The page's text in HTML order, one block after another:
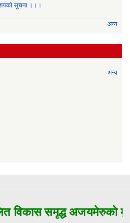
सूचना ।।।
अन्य
अन्य
विकास समृद्ध अजयमेरुको